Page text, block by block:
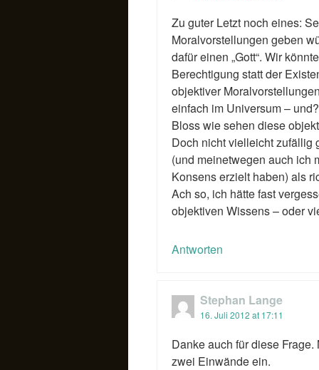
Zu guter Letzt noch eines:
Moralvorstellungen geben
dafür einen „Gott“. Wir
Berechtigung statt der
objektiver
einfach im Universum – und?
Bloss wie sehen diese
Doch nicht vielleicht zufällig
(und meinetwegen auch ich
Konsens erzielt haben) als
Ach so, ich hätte fast
objektiven Wissens – oder
Antworten
Stephan Lange
16. Juli 2012 at 17:11
Danke auch für diese
zwei Einwände ein.